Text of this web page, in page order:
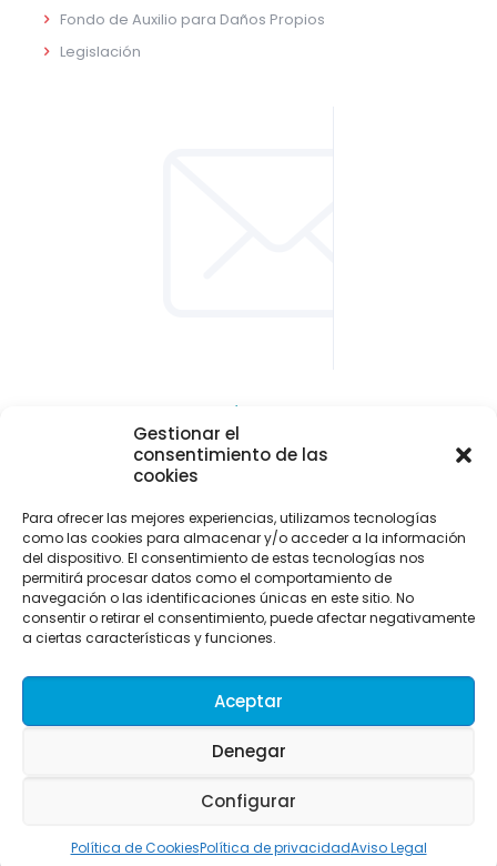
Gestionar el
consentimiento de las
cookies
Para ofrecer las mejores experiencias, utilizamos tecnologías
como las cookies para almacenar y/o acceder a la información
del dispositivo. El consentimiento de estas tecnologías nos
permitirá procesar datos como el comportamiento de
navegación o las identificaciones únicas en este sitio. No
consentir o retirar el consentimiento, puede afectar negativamente
a ciertas características y funciones.
Aceptar
Denegar
Configurar
Política de CookiesPolítica de privacidadAviso Legal
Fondo de Auxilio para Daños Propios
Legislación
Parque empresarial de Asipo
Plaza Julio Alberto Blanco, 1 - 1ª planta - Of. 33
info@uitaasturias.com
985 741 141 Móvil: 639 711 231 / 605 04 96 50
UITA. Desarrollado por Merkasi